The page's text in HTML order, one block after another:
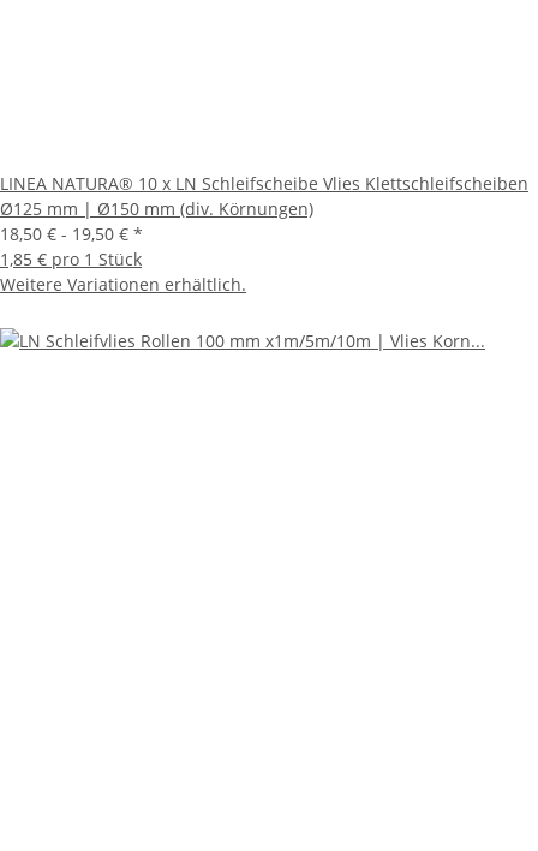
LINEA NATURA® 10 x LN Schleifscheibe Vlies Klettschleifscheiben
Ø125 mm | Ø150 mm (div. Körnungen)
18,50 € - 19,50 € *
1,85 € pro 1 Stück
Weitere Variationen erhältlich.